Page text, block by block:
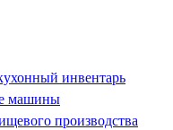
инвентарь
машины
производства